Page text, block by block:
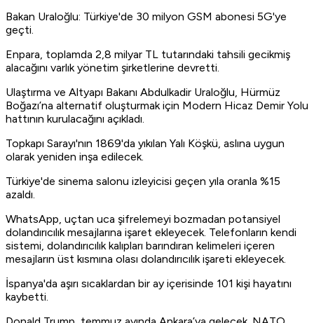
Bakan Uraloğlu: Türkiye'de 30 milyon GSM abonesi 5G'ye
geçti.
Enpara, toplamda 2,8 milyar TL tutarındaki tahsili gecikmiş
alacağını varlık yönetim şirketlerine devretti.
Ulaştırma ve Altyapı Bakanı Abdulkadir Uraloğlu, Hürmüz
Boğazı’na alternatif oluşturmak için Modern Hicaz Demir Yolu
hattının kurulacağını açıkladı.
Topkapı Sarayı'nın 1869'da yıkılan Yalı Köşkü, aslına uygun
olarak yeniden inşa edilecek.
Türkiye'de sinema salonu izleyicisi geçen yıla oranla %15
azaldı.
WhatsApp, uçtan uca şifrelemeyi bozmadan potansiyel
dolandırıcılık mesajlarına işaret ekleyecek. Telefonların kendi
sistemi, dolandırıcılık kalıpları barındıran kelimeleri içeren
mesajların üst kısmına olası dolandırıcılık işareti ekleyecek.
İspanya'da aşırı sıcaklardan bir ay içerisinde 101 kişi hayatını
kaybetti.